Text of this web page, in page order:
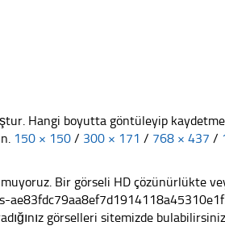
Hangi boyutta göntüleyip
150 × 150 / 300 × 171 / 768 × 437 /
Bir görseli HD çözünürlükte
görselleri sitemizde bulabilirsiniz.